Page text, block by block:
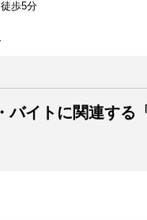
歩5分
バイトに関連する